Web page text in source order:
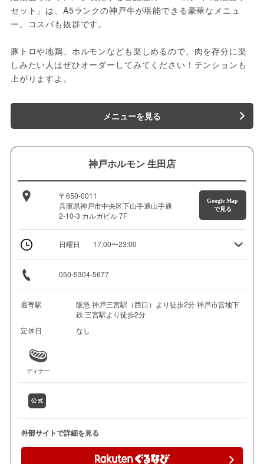
セット」は、A5ランクの神戸牛が堪能できる豪華なメニュ
ー。コスパも抜群です。
豚トロや地鶏、ホルモンなども楽しめるので、肉を存分に楽
しみたい人はぜひオーダーしてみてください！テンションも
上がりますよ。
メニューを見る
神戸ホルモン 生田店
〒650-0011
兵庫県神戸市中央区下山手通山手通
2-10-3 カルガビル 7F
Google Map
で見る
日曜日 17:00〜23:00
050-5304-5677
最寄駅
阪急 神戸三宮駅（西口）より徒歩2分 神戸市営地下
鉄 三宮駅より徒歩2分
定休日
なし
ディナー
外部サイトで詳細を見る